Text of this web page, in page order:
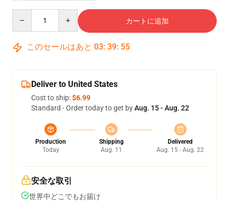
カートに追加
このセールはあと 03: 39: 54
Deliver to United States
Cost to ship:$6.99
Standard - Order today to get byAug. 15 - Aug. 22
Production
Today
Shipping
Aug. 11
Delivered
Aug. 15 - Aug. 22
安全な取引
世界中どこでもお届け